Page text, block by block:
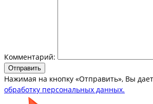
Комментарий:
Отправить
Нажимая на кнопку «Отправить», Вы
обработку персональных данных.